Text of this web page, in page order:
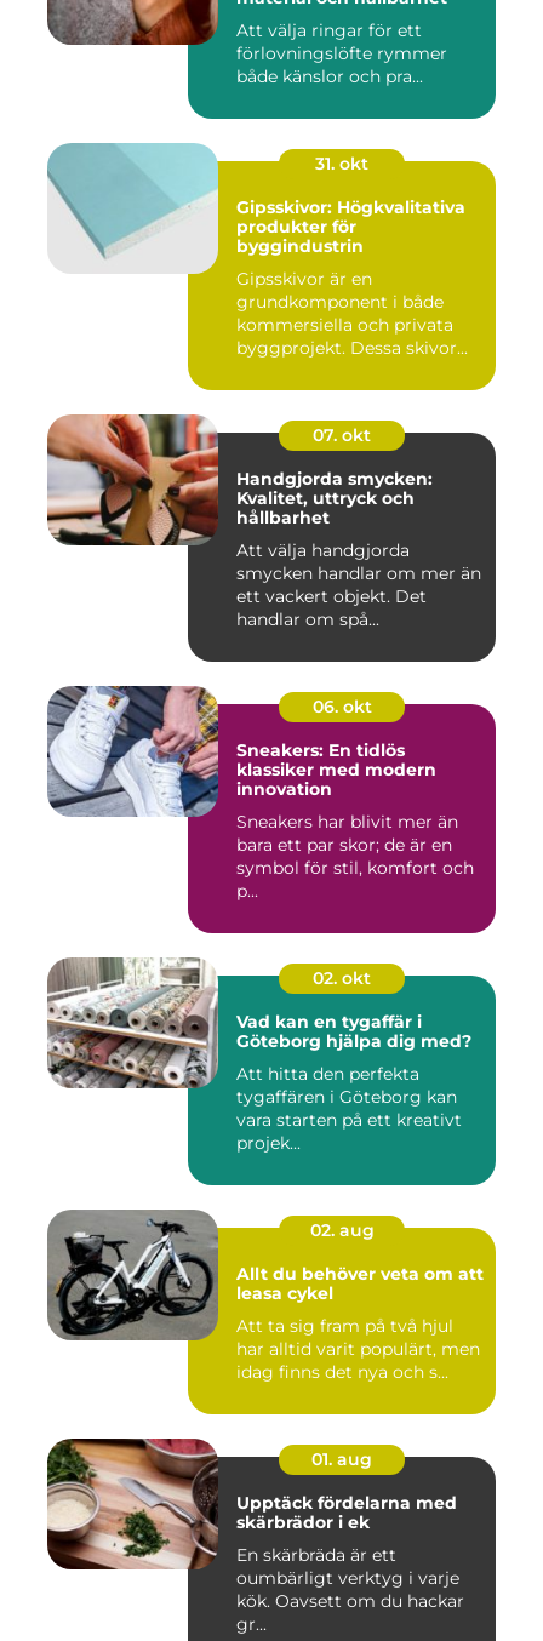
Att välja ringar för ett
förlovningslöfte rymmer
både känslor och pra...
31. okt
Gipsskivor: Högkvalitativa
produkter för
byggindustrin
Gipsskivor är en
grundkomponent i både
kommersiella och privata
byggprojekt. Dessa skivor...
07. okt
Handgjorda smycken:
Kvalitet, uttryck och
hållbarhet
Att välja handgjorda
smycken handlar om mer än
ett vackert objekt. Det
handlar om spå...
06. okt
Sneakers: En tidlös
klassiker med modern
innovation
Sneakers har blivit mer än
bara ett par skor; de är en
symbol för stil, komfort och
p...
02. okt
Vad kan en tygaffär i
Göteborg hjälpa dig med?
Att hitta den perfekta
tygaffären i Göteborg kan
vara starten på ett kreativt
projek...
02. aug
Allt du behöver veta om att
leasa cykel
Att ta sig fram på två hjul
har alltid varit populärt, men
idag finns det nya och s...
01. aug
Upptäck fördelarna med
skärbrädor i ek
En skärbräda är ett
oumbärligt verktyg i varje
kök. Oavsett om du hackar
gr...